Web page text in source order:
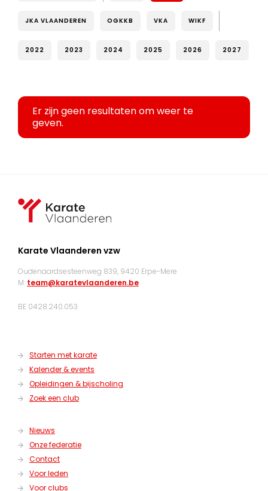
JKA VLAANDEREN OGKKB VKA WIKF
2022 2023 2024 2025 2026 2027
Er zijn geen resultaten om weer te
geven.
Karate Vlaanderen vzw
Oudenaardsesteenweg 839, 9420 Erpe-Mere
M: team@karatevlaanderen.be
BE 0428.240.053
Starten met karate
Kalender & events
Opleidingen & bijscholing
Zoek een club
Nieuws
Onze federatie
Contact
Voor leden
Voor clubs